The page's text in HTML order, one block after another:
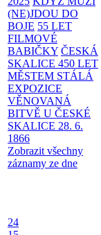
(NE)JDOU DO
BOJE 55 LET
FILMOVÉ
BABIČKY ČESKÁ
SKALICE 450 LET
MĚSTEM STÁLÁ
EXPOZICE
VĚNOVANÁ
BITVĚ U ČESKÉ
SKALICE 28. 6.
1866
Zobrazit všechny
záznamy ze dne
24